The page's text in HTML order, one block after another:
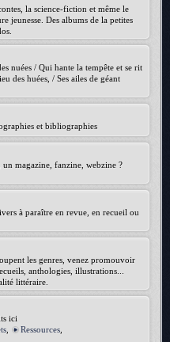
la science-fiction et même le
jeunesse. Des albums de la petites
nuées / Qui hante la tempête et se rit
des huées, / Ses ailes de géant
et bibliographies
un magazine, fanzine, webzine ?
à paraître en revue, en recueil ou
les genres, venez promouvoir
anthologies, illustrations...
littéraire.
ici
Ressources